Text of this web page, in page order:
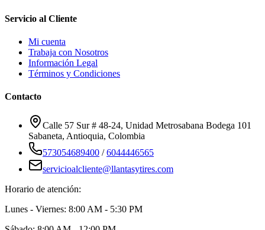
Servicio al Cliente
Mi cuenta
Trabaja con Nosotros
Información Legal
Términos y Condiciones
Contacto
Calle 57 Sur # 48-24, Unidad Metrosabana Bodega 101
Sabaneta, Antioquia, Colombia
573054689400 /6044446565
servicioalcliente@llantasytires.com
Horario de atención:
Lunes - Viernes: 8:00 AM - 5:30 PM